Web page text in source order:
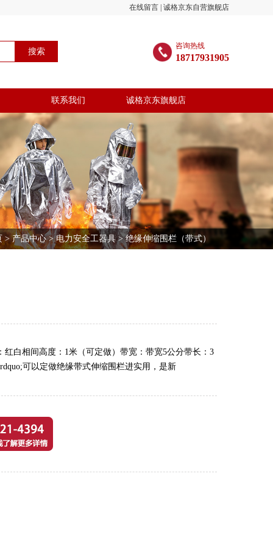
在线留言 诚格京东自营旗舰店
搜索
咨询热线
18717931905
联系我们 诚格京东旗舰店
>产品中心>电力安全工器具> 绝缘伸缩围栏（带式）
白相间高度：1米（可定做）带宽：带宽5公分带长：3
可以定做绝缘带式伸缩围栏进实用，是新